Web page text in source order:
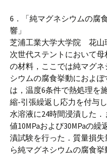
6．「純マグネシウムの腐
響」
芝浦工業大学大学院 花山
次世代ステントにおいて
の材料，ここでは純マグ
シウムの腐食挙動におよ
は，温度6条件で熱処理を
縮-引張繰返し応力を付与
水溶液に24時間浸漬した
値10MPaおよび30MPaの
漬試験を行った．質量損
ら純マグネシウムの腐食